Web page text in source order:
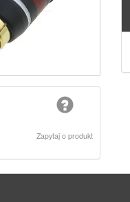
Zapytaj o produkt